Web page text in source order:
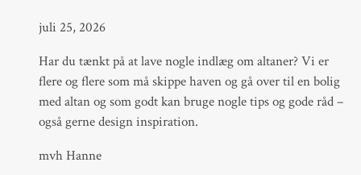
juli 25, 2026
Har du tænkt på at lave nogle indlæg om altaner? Vi er
flere og flere som må skippe haven og gå over til en bolig
med altan og som godt kan bruge nogle tips og gode råd –
også gerne design inspiration.
mvh Hanne